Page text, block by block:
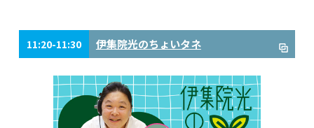
11:20-11:30 伊集院光のちょいタネ